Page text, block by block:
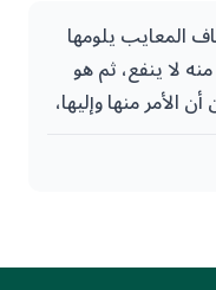
المعايب يلومها
لا ينفع، ثم هو
منها وإليها،
منكسرًا لقدرة